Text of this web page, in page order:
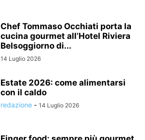
Chef Tommaso Occhiati porta la
cucina gourmet all’Hotel Riviera
Belsoggiorno di...
14 Luglio 2026
Estate 2026: come alimentarsi
con il caldo
redazione - 14 Luglio 2026